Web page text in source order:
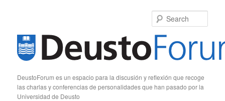
DeustoForum es un espacio para la discusión y reflexión que recoge
las charlas y conferencias de personalidades que han pasado por la
Universidad de Deusto